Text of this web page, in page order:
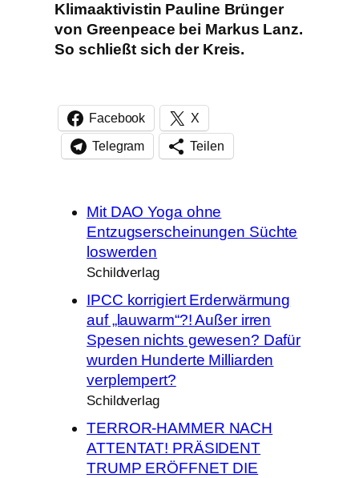
Klimaaktivistin Pauline Brünger
von Greenpeace bei Markus Lanz.
So schließt sich der Kreis.
Facebook X
Telegram Teilen
Mit DAO Yoga ohne
Entzugserscheinungen Süchte
loswerden
Schildverlag
IPCC korrigiert Erderwärmung
auf „lauwarm“?! Außer irren
Spesen nichts gewesen? Dafür
wurden Hunderte Milliarden
verplempert?
Schildverlag
TERROR-HAMMER NACH
ATTENTAT! PRÄSIDENT
TRUMP ERÖFFNET DIE